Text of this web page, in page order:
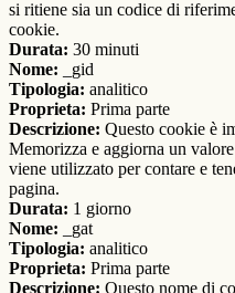
si ritiene sia un codice di
cookie.
Durata: 30 minuti
Nome: _gid
Tipologia: analitico
Proprieta: Prima parte
Descrizione: Questo cookie è
Memorizza e aggiorna un
viene utilizzato per contare e
pagina.
Durata: 1 giorno
Nome: _gat
Tipologia: analitico
Proprieta: Prima parte
Descrizione: Questo nome di